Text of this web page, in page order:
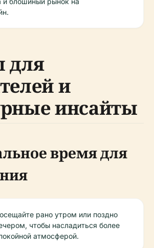
для
и
инсайты
время для
рано утром или поздно
чтобы насладиться более
атмосферой.